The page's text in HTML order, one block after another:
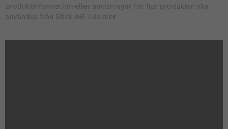
produktinformation eller anvisningar för hur produkten ska
användas från Stick AB.
Läs mer